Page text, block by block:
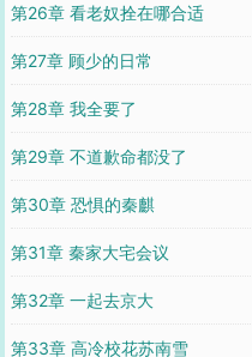
第26章 看老奴拴在哪合适
第27章 顾少的日常
第28章 我全要了
第29章 不道歉命都没了
第30章 恐惧的秦麒
第31章 秦家大宅会议
第32章 一起去京大
第33章 高冷校花苏南雪